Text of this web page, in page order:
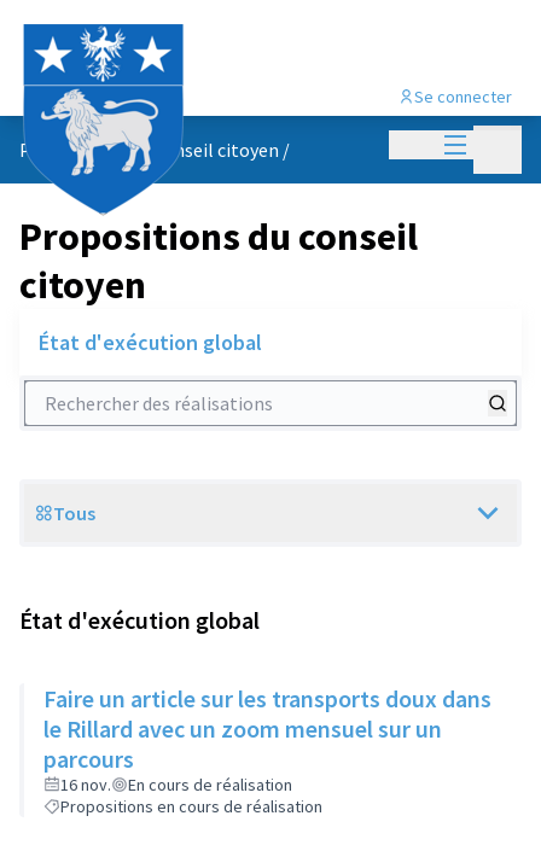
Menu
Se connecter
Propositions du conseil citoyen /
Propositions du conseil
citoyen
État d'exécution global
Rechercher des réalisations
Scope
Tous
État d'exécution global
Faire un article sur les transports doux dans
le Rillard avec un zoom mensuel sur un
parcours
16 nov.
En cours de réalisation
Propositions en cours de réalisation